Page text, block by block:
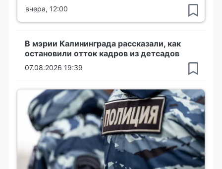
вчера, 12:00
В мэрии Калининграда рассказали, как
остановили отток кадров из детсадов
07.08.2026 19:39